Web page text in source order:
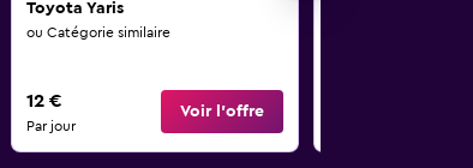
Toyota Yaris
ou Catégorie similaire
12 €
Par jour
Voir l’offre